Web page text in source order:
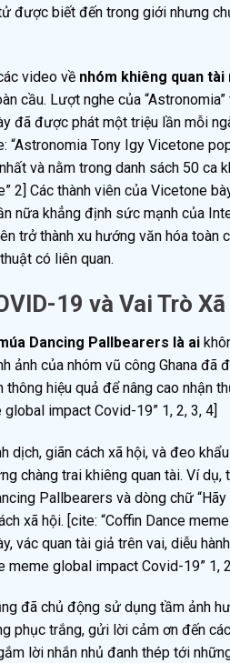
được biết đến trong giới nhưng
video về nhóm khiêng quan
cầu. Lượt nghe của
đã được phát một triệu lần mỗi
Tony Igy Vicetone
và nằm trong danh sách 50 ca
2] Các thành viên của Vicetone
nữa khẳng định sức mạnh của
trở thành xu hướng văn hóa
có liên quan.
19 và Vai Trò
Dancing Pallbearers là ai
ảnh của nhóm vũ công Ghana đã
hiệu quả để nâng cao nhận
impact Covid-19” 1, 2, 3, 4]
dịch, giãn cách xã hội, và đeo
chàng trai khiêng quan tài. Ví dụ,
Pallbearers và dòng chữ
xã hội. [cite: “Coffin Dance
vác quan tài giả trên vai, diễu
meme global impact Covid-19” 1,
đã chủ động sử dụng tầm ảnh
phục trắng, gửi lời cảm ơn đến
lời nhắn nhủ đanh thép tới